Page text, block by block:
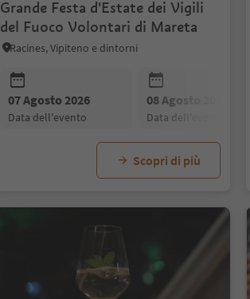
Grande Festa d'Estate dei Vigili
del Fuoco Volontari di Mareta
Racines, Vipiteno e dintorni
07 Agosto 2026
data dell'evento
08 Agosto 2026
data dell'evento
Scopri di più